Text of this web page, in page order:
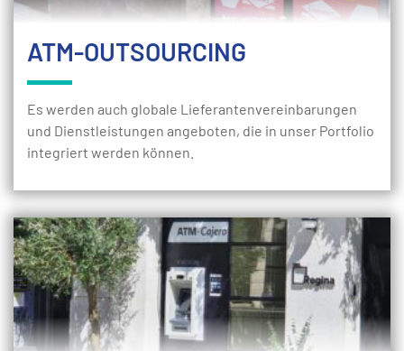
ATM-OUTSOURCING
Es werden auch globale Lieferantenvereinbarungen
und Dienstleistungen angeboten, die in unser Portfolio
integriert werden können.